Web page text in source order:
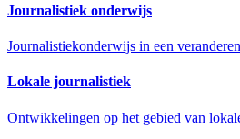
Journalistiek onderwijs
Journalistiekonderwijs in een
Lokale journalistiek
Ontwikkelingen op het gebied van